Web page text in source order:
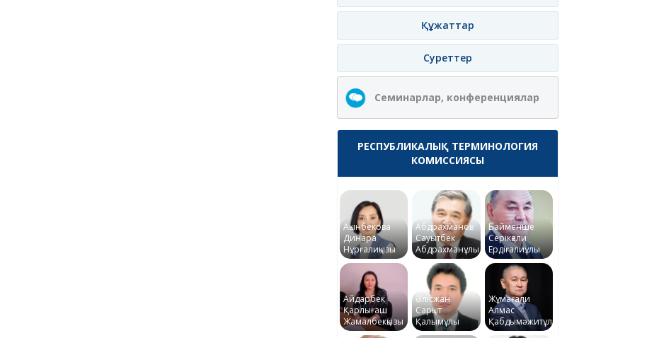
Құжаттар
Суреттер
Семинарлар, конференциялар
РЕСПУБЛИКАЛЫҚ ТЕРМИНОЛОГИЯ
КОМИССИЯСЫ
Ақынбекова
Динара
Нұрғалиқызы
Абдрахманов
Сауытбек
Абдрахманұлы
Байменше
Серікқали
Ердіғалиұлы
Айдарбек
Қарлығаш
Жамалбекқызы
Әлісжан
Сарқыт
Қалымұлы
Жұмағали
Алмас
Қабдымәжитұлы